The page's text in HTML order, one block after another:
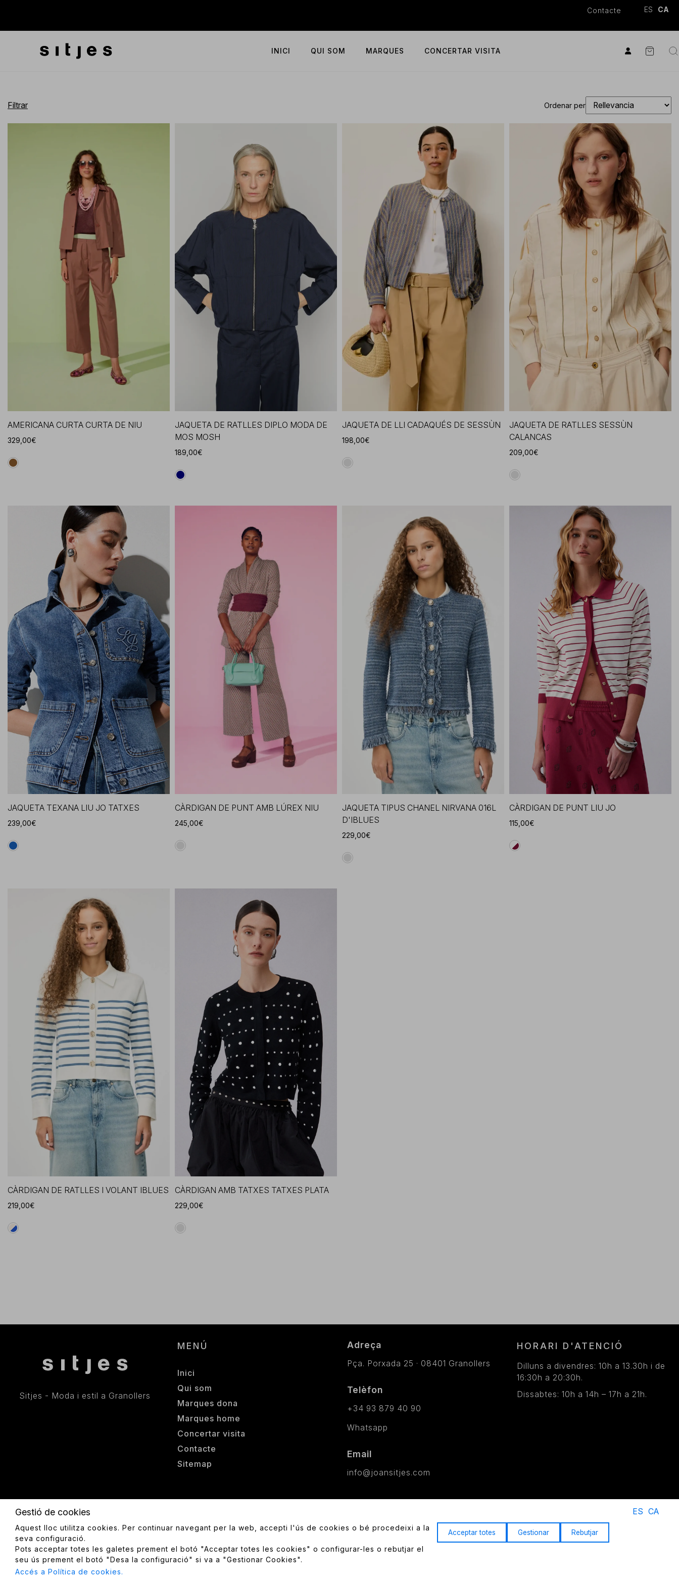
Contacte ES CA
INICI QUI SOM MARQUES CONCERTAR VISITA
Filtrar Ordenar per
AMERICANA CURTA CURTA DE NIU
329,00€
JAQUETA DE RATLLES DIPLO MODA DE
MOS MOSH
189,00€
JAQUETA DE LLI CADAQUÉS DE SESSÙN
198,00€
JAQUETA DE RATLLES SESSÙN
CALANCAS
209,00€
JAQUETA TEXANA LIU JO TATXES
239,00€
CÀRDIGAN DE PUNT AMB LÚREX NIU
245,00€
JAQUETA TIPUS CHANEL NIRVANA 016L
D'IBLUES
229,00€
CÀRDIGAN DE PUNT LIU JO
115,00€
CÀRDIGAN DE RATLLES I VOLANT IBLUES
219,00€
CÀRDIGAN AMB TATXES TATXES PLATA
229,00€
ES CA
Gestió de cookies
Aquest lloc utilitza cookies. Per continuar navegant per la web, accepti l'ús de cookies o bé procedeixi a la
seva configuració.
Pots acceptar totes les galetes prement el botó "Acceptar totes les cookies" o configurar-les o rebutjar el
seu ús prement el botó "Desa la configuració" si va a "Gestionar Cookies".
Accés a Política de cookies.
Acceptar totes Gestionar Rebutjar
Sitjes - Moda i estil a Granollers
MENÚ
Inici
Qui som
Marques dona
Marques home
Concertar visita
Contacte
Sitemap
Adreça
Pça. Porxada 25 · 08401 Granollers
Telèfon
+34 93 879 40 90
Whatsapp
Email
info@joansitjes.com
HORARI D'ATENCIÓ
Dilluns a divendres: 10h a 13.30h i de
16:30h a 20:30h.
Dissabtes: 10h a 14h – 17h a 21h.
© 2026 Iridian Web Engine Termes i condicions
Finançat per la Unió Europea - NextGenerationEU. Tot i això, els punts de vista i les
opinions expressades són únicament els de l'autor o autors i no reflecteixen